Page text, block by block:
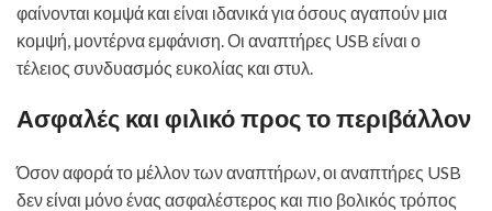
φαίνονται κομψά και είναι ιδανικά για όσους αγαπούν μια
κομψή, μοντέρνα εμφάνιση. Οι αναπτήρες USB είναι ο
τέλειος συνδυασμός ευκολίας και στυλ.
Ασφαλές και φιλικό προς το περιβάλλον
Όσον αφορά το μέλλον των αναπτήρων, οι αναπτήρες USB
δεν είναι μόνο ένας ασφαλέστερος και πιο βολικός τρόπος